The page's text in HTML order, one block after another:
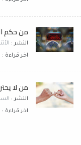
من حكم
النشر : الأثنين 10
اخر قراءة : منذ 4
من لا
النشر : السبت 16
اخر قراءة : منذ 4